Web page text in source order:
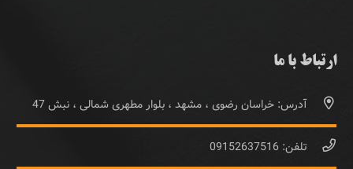
ارتباط با ما
آدرس: خراسان رضوی ، مشهد ، بلوار مطهری شمالی ، نبش 47
تلفن: 09152637516